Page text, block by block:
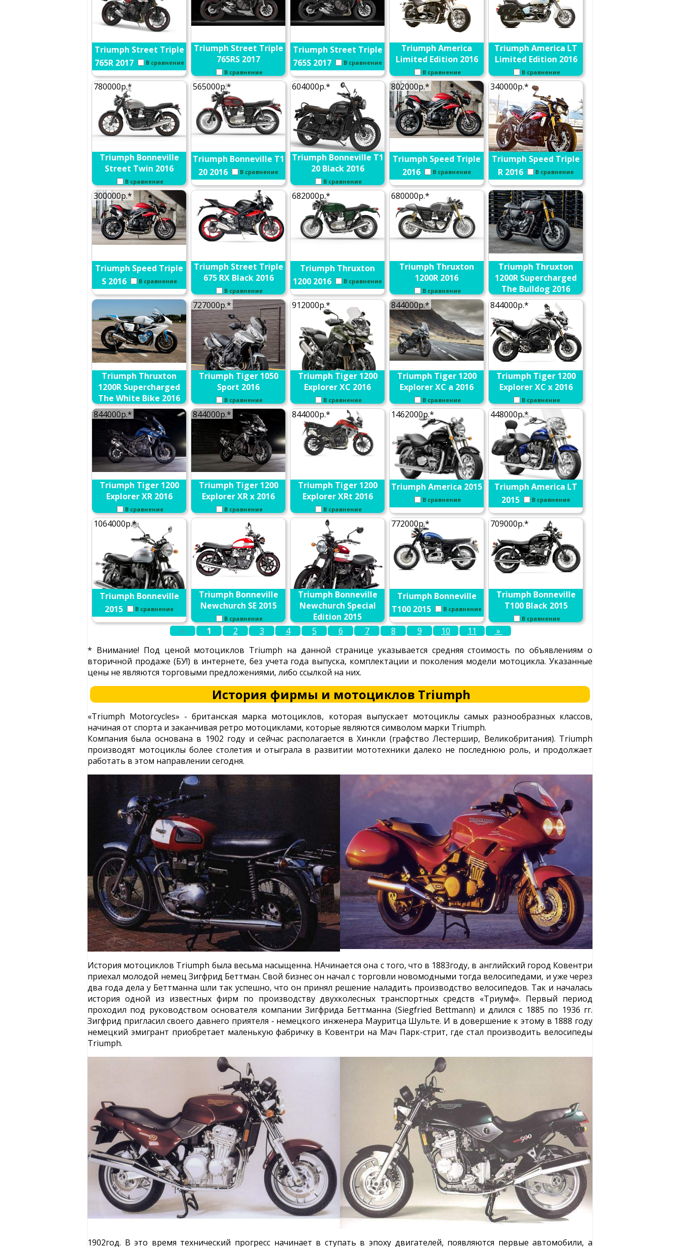
Triumph Street Triple
765R 2017
В сравнение
Triumph Street Triple
765RS 2017
В сравнение
Triumph Street Triple
765S 2017
В сравнение
Triumph America
Limited Edition 2016
В сравнение
Triumph America LT
Limited Edition 2016
В сравнение
780000р.*
Triumph Bonneville
Street Twin 2016
В сравнение
565000р.*
Triumph Bonneville T1
20 2016
В сравнение
604000р.*
Triumph Bonneville T1
20 Black 2016
В сравнение
802000р.*
Triumph Speed Triple
2016
В сравнение
340000р.*
Triumph Speed Triple
R 2016
В сравнение
300000р.*
Triumph Speed Triple
S 2016
В сравнение
Triumph Street Triple
675 RX Black 2016
В сравнение
682000р.*
Triumph Thruxton
1200 2016
В сравнение
680000р.*
Triumph Thruxton
1200R 2016
В сравнение
Triumph Thruxton
1200R Supercharged
The Bulldog 2016
В сравнение
Triumph Thruxton
1200R Supercharged
The White Bike 2016
В сравнение
727000р.*
Triumph Tiger 1050
Sport 2016
В сравнение
912000р.*
Triumph Tiger 1200
Explorer XC 2016
В сравнение
844000р.*
Triumph Tiger 1200
Explorer XC a 2016
В сравнение
844000р.*
Triumph Tiger 1200
Explorer XC x 2016
В сравнение
844000р.*
Triumph Tiger 1200
Explorer XR 2016
В сравнение
844000р.*
Triumph Tiger 1200
Explorer XR x 2016
В сравнение
844000р.*
Triumph Tiger 1200
Explorer XRt 2016
В сравнение
1462000р.*
Triumph America 2015
В сравнение
448000р.*
Triumph America LT
2015
В сравнение
1064000р.*
Triumph Bonneville
2015
В сравнение
Triumph Bonneville
Newchurch SE 2015
В сравнение
Triumph Bonneville
Newchurch Special
Edition 2015
В сравнение
772000р.*
Triumph Bonneville
T100 2015
В сравнение
709000р.*
Triumph Bonneville
T100 Black 2015
В сравнение
« 1 2 3 4 5 6 7 8 9 10 11
»
* Внимание! Под ценой мотоциклов Triumph на данной странице указывается средняя стоимость по объявлениям о
вторичной продаже (БУ!) в интернете, без учета года выпуска, комплектации и поколения модели мотоцикла. Указанные
цены не являются торговыми предложениями, либо ссылкой на них.
История фирмы и мотоциклов Triumph
«Triumph Motorcycles» - британская марка мотоциклов, которая выпускает мотоциклы самых разнообразных классов,
начиная от спорта и заканчивая ретро мотоциклами, которые являются символом марки Triumph.
Компания была основана в 1902 году и сейчас располагается в Хинкли (графство Лестершир, Великобритания). Triumph
производят мотоциклы более столетия и отыграла в развитии мототехники далеко не последнюю роль, и продолжает
работать в этом направлении сегодня.
История мотоциклов Triumph была весьма насыщенна. НАчинается она с того, что в 1883году, в английский город Ковентри
приехал молодой немец Зигфрид Беттман. Свой бизнес он начал с торговли новомодными тогда велосипедами, и уже через
два года дела у Беттманна шли так успешно, что он принял решение наладить производство велосипедов. Так и началась
история одной из известных фирм по производству двухколесных транспортных средств «Триумф». Первый период
проходил под руководством основателя компании Зигфрида Беттманна (Siegfried Bettmann) и длился с 1885 по 1936 гг.
Зигфрид пригласил своего давнего приятеля - немецкого инженера Мауритца Шульте. И в довершение к этому в 1888 году
немецкий эмигрант приобретает маленькую фабричку в Ковентри на Мач Парк-стрит, где стал производить велосипеды
Triumph.
1902год. В это время технический прогресс начинает в ступать в эпоху двигателей, появляются первые автомобили, а